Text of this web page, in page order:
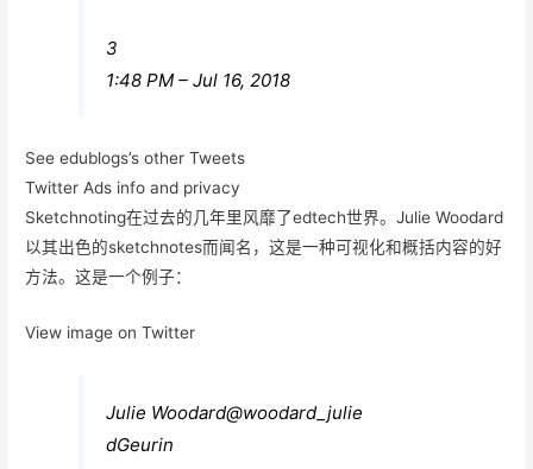
3
1:48 PM – Jul 16, 2018
See edublogs’s other Tweets
Twitter Ads info and privacy
Sketchnoting在过去的几年里风靡了edtech世界。Julie Woodard
以其出色的sketchnotes而闻名，这是一种可视化和概括内容的好
方法。这是一个例子：
View image on Twitter
Julie Woodard@woodard_julie
dGeurin